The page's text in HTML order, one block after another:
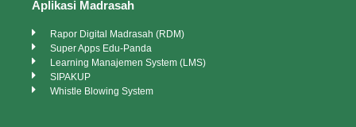
Aplikasi Madrasah
Rapor Digital Madrasah (RDM)
Super Apps Edu-Panda
Learning Manajemen System (LMS)
SIPAKUP
Whistle Blowing System